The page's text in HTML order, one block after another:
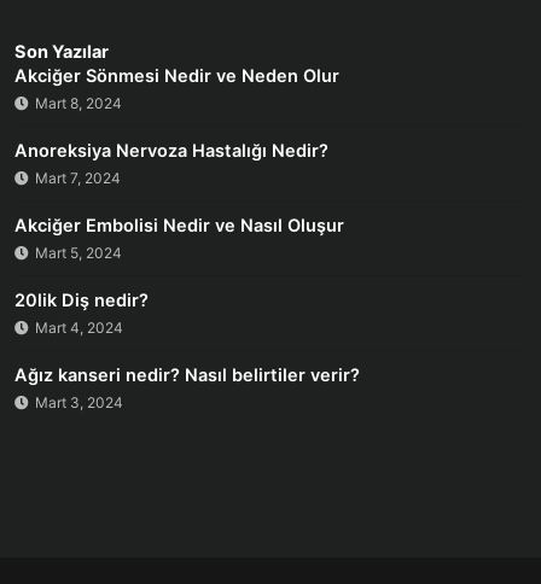
Son Yazılar
Akciğer Sönmesi Nedir ve Neden Olur
Mart 8, 2024
Anoreksiya Nervoza Hastalığı Nedir?
Mart 7, 2024
Akciğer Embolisi Nedir ve Nasıl Oluşur
Mart 5, 2024
20lik Diş nedir?
Mart 4, 2024
Ağız kanseri nedir? Nasıl belirtiler verir?
Mart 3, 2024